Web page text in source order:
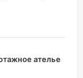
ателье